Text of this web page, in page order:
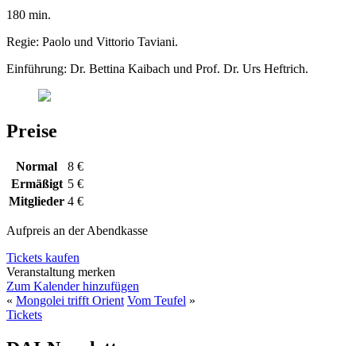
180 min.
Regie: Paolo und Vittorio Taviani.
Einführung: Dr. Bettina Kaibach und Prof. Dr. Urs Heftrich.
Preise
Normal
8 €
Ermäßigt 5 €
Mitglieder 4 €
Aufpreis an der Abendkasse
Tickets kaufen
Veranstaltung merken
Zum Kalender hinzufügen
« Mongolei trifft Orient Vom Teufel »
Tickets